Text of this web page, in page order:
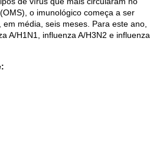
o imunológico começa a ser
média, seis meses. Para este ano,
A/H1N1, influenza A/H3N2 e influenza